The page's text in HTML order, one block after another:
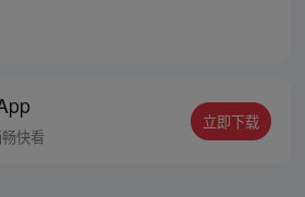
快看
立即下载